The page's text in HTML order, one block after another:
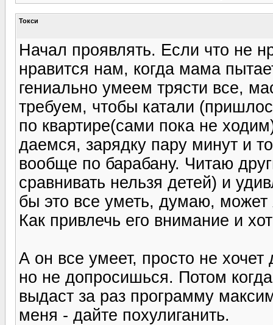
Токси
Начал проявлять. Если что не
нравится нам, когда мама
гениально умеем трясти все,
требуем, чтобы катали
по квартире(сами пока не
даемся, зарядку пару минут и
вообще по барабану. Читаю
сравнивать нельзя детей) и
бы это все уметь, думаю,
Как привлечь его внимание и
А он все умеет, просто не
но не допросишься. Потом
выдаст за раз программу
меня - дайте похулиганить.